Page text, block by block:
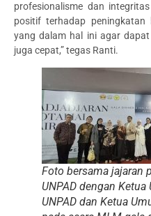
profesionalisme dan
positif terhadap peningkatan
yang dalam hal ini agar
juga cepat,” tegas Ranti.
Foto bersama jajaran
UNPAD dengan Ketua
UNPAD dan Ketua